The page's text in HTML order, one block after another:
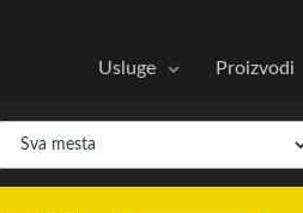
Usluge Proizvodi